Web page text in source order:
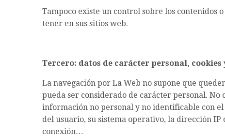
Tampoco existe un control sobre los contenidos
tener en sus sitios web.
Tercero: datos de carácter personal, cookies
La navegación por La Web no supone que
pueda ser considerado de carácter personal.
información no personal y no identificable con
del usuario, su sistema operativo, la dirección IP
conexión…